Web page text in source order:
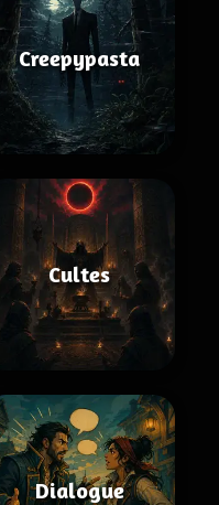
Creepypasta
Cultes
Dialogue